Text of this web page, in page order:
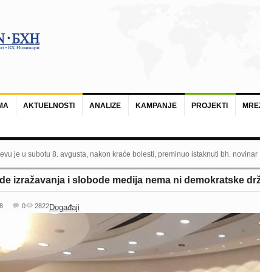
AKTUELNOSTI ANALIZE KAMPANJE PROJEKTI
je u subotu 8. avgusta, nakon kraće bolesti, preminuo istaknuti bh. novinar
izražavanja i slobode medija nema ni demokratske
Događaji
0 2822